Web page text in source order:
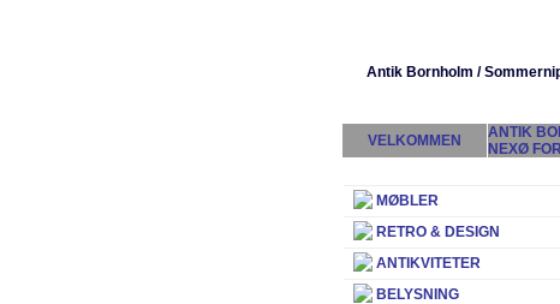
Antik Bornholm /
VELKOMMEN
ANTIK
NEXØ
MØBLER
RETRO & DESIGN
ANTIKVITETER
BELYSNING